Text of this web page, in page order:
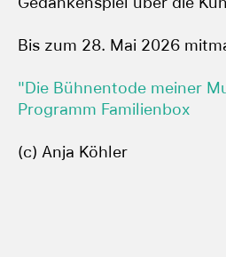
Bis zum 28. Mai 2026
"Die Bühnentode meiner
Programm Familienbox
(c) Anja Köhler